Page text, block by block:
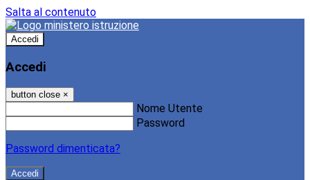
Salta al contenuto
Accedi
Accedi
button close ×
Nome Utente
Password
Password dimenticata?